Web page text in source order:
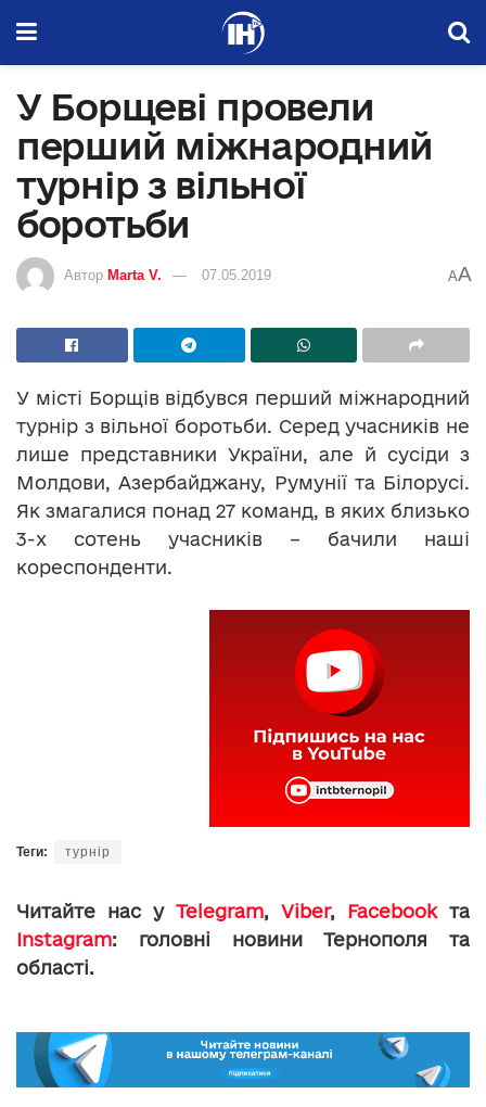
У Борщеві провели
перший міжнародний
турнір з вільної
боротьби
Автор Marta V. 07.05.2019 AA
У місті Борщів відбувся перший міжнародний
турнір з вільної боротьби. Серед учасників не
лише представники України, але й сусіди з
Молдови, Азербайджану, Румунії та Білорусі.
Як змагалися понад 27 команд, в яких близько
3-х сотень учасників – бачили наші
кореспонденти.
Теги: турнір
Читайте нас у Telegram, Viber, Facebookта
Instagram: головні новини Тернополя та
області.